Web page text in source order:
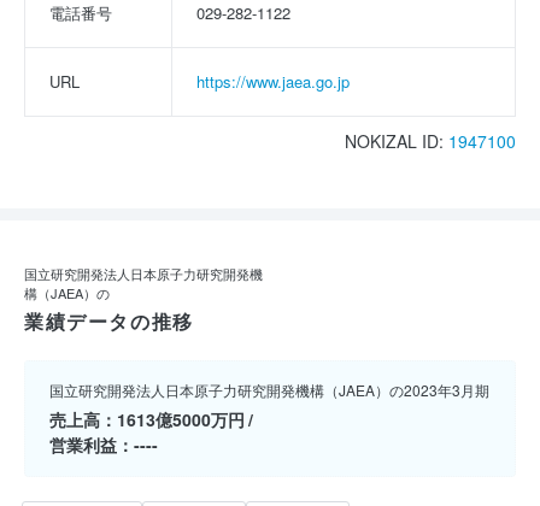
電話番号 029-282-1122
URL https://www.jaea.go.jp
NOKIZAL ID: 1947100
国立研究開発法人日本原子力研究開発機
構（JAEA）の
業績データの推移
国立研究開発法人日本原子力研究開発機構（JAEA）の2023年3月期
売上高
1613億5000万円
営業利益
----